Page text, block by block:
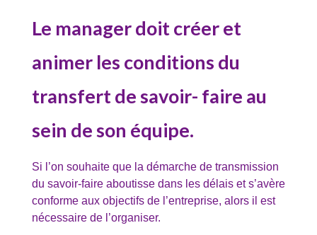
Le manager doit créer et
animer les conditions du
transfert de savoir- faire au
sein de son équipe.
Si l’on souhaite que la démarche de transmission
du savoir-faire aboutisse dans les délais et s’avère
conforme aux objectifs de l’entreprise, alors il est
nécessaire de l’organiser.